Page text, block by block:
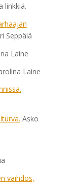
linkkiä.
Seppälä
Laine
Laine
Asko
vaihdos,